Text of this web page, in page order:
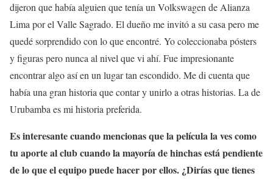
dijeron que había alguien que tenía un Volkswagen de Alianza
Lima por el Valle Sagrado. El dueño me invitó a su casa pero me
quedé sorprendido con lo que encontré. Yo coleccionaba pósters
y figuras pero nunca al nivel que vi ahí. Fue impresionante
encontrar algo así en un lugar tan escondido. Me di cuenta que
había una gran historia que contar y unirlo a otras historias. La de
Urubamba es mi historia preferida.
Es interesante cuando mencionas que la película la ves como
tu aporte al club cuando la mayoría de hinchas está pendiente
de lo que el equipo puede hacer por ellos. ¿Dirías que tienes